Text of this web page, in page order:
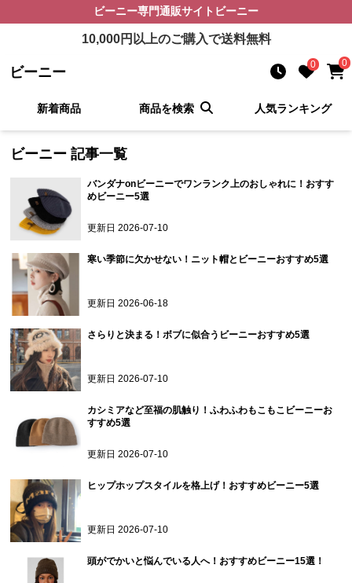
ビーニー専門通販サイト ビーニー
10,000円以上のご購入で送料無料
ビーニー 0 0
新着商品 商品を検索 人気ランキング
ビーニー 記事一覧
バンダナonビーニーでワンランク上のおしゃれに！おすす
めビーニー5選
更新日2026-07-10
寒い季節に欠かせない！ニット帽とビーニーおすすめ5選
更新日2026-06-18
さらりと決まる！ボブに似合うビーニーおすすめ5選
更新日2026-07-10
カシミアなど至福の肌触り！ふわふわもこもこビーニーお
すすめ5選
更新日2026-07-10
ヒップホップスタイルを格上げ！おすすめビーニー5選
更新日2026-07-10
頭がでかいと悩んでいる人へ！おすすめビーニー15選！